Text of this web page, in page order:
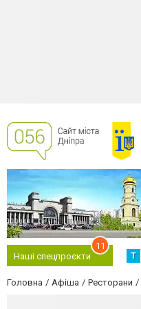
Наші спецпроєкти
11
Т
Головна Афіша Ресторани